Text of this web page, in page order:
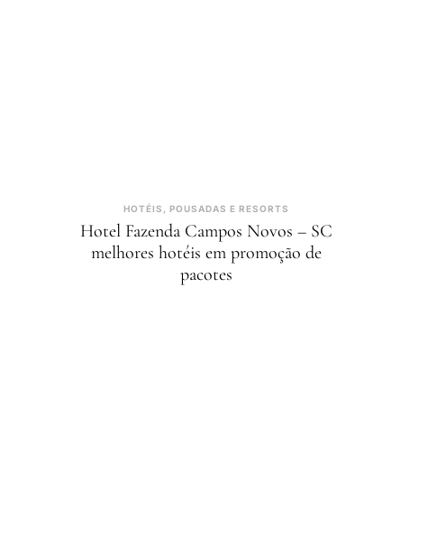
HOTÉIS, POUSADAS E RESORTS
Hotel Fazenda Campos Novos – SC
melhores hotéis em promoção de
pacotes